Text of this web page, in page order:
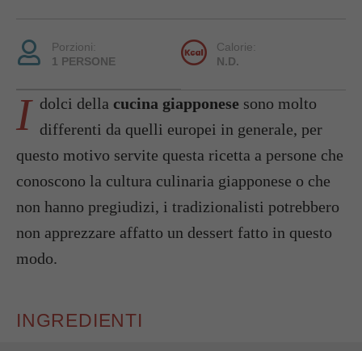
Porzioni:
1 PERSONE
Calorie:
N.D.
I dolci della cucina giapponese sono molto
differenti da quelli europei in generale, per
questo motivo servite questa ricetta a persone che
conoscono la cultura culinaria giapponese o che
non hanno pregiudizi, i tradizionalisti potrebbero
non apprezzare affatto un dessert fatto in questo
modo.
INGREDIENTI